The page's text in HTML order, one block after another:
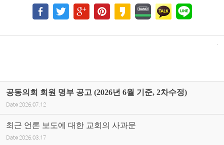
공동의회 회원 명부 공고 (2026년 6월 기준, 2차수정)
Date 2026.07.12
최근 언론 보도에 대한 교회의 사과문
Date 2026.03.17